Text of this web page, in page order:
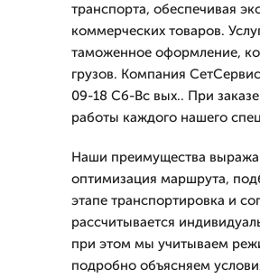
транспорта, обеспечивая
коммерческих товаров.
таможенное оформление,
грузов. Компания
09-18 Сб-Вс вых.. При
работы каждого нашего
Наши преимущества
оптимизация маршрута,
этапе транспортировка и
рассчитывается
при этом мы учитываем
подробно объясняем